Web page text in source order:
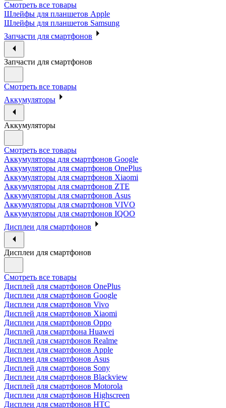
Смотреть все товары
Шлейфы для планшетов Apple
Шлейфы для планшетов Samsung
Запчасти для смартфонов
Запчасти для смартфонов
Смотреть все товары
Аккумуляторы
Аккумуляторы
Смотреть все товары
Аккумуляторы для смартфонов Google
Аккумуляторы для смартфонов OnePlus
Аккумуляторы для смартфонов Xiaomi
Аккумуляторы для смартфонов ZTE
Аккумуляторы для cмартфонов Asus
Аккумуляторы для смартфонов VIVO
Аккумуляторы для смартфонов IQOO
Дисплеи для смартфонов
Дисплеи для смартфонов
Смотреть все товары
Дисплей для смартфонов OnePlus
Дисплеи для смартфонов Google
Дисплеи для смартфонов Vivo
Дисплей для смартфонов Xiaomi
Дисплеи для смартфонов Oppo
Дисплей для смартфона Huawei
Дисплей для смартфонов Realme
Дисплеи для смартфонов Apple
Дисплеи для смартфонов Asus
Дисплей для смартфонов Sony
Дисплеи для смартфонов Blackview
Дисплей для смартфонов Motorola
Дисплеи для смартфонов Highscreen
Дисплеи для смартфонов HTC